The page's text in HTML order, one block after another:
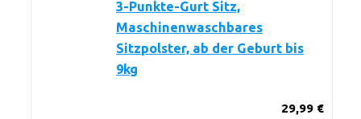
3-Punkte-Gurt Sitz,
Maschinenwaschbares
Sitzpolster, ab der Geburt bis
9kg
29,99 €